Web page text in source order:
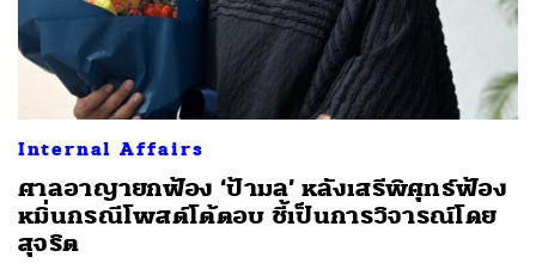
Internal Affairs
ศาลอาญายกฟ้อง ‘ป้ามล’ หลังเสรีพิศุทธ์ฟ้อง
หมิ่นกรณีโพสต์โต้ตอบ ชี้เป็นการวิจารณ์โดย
สุจริต